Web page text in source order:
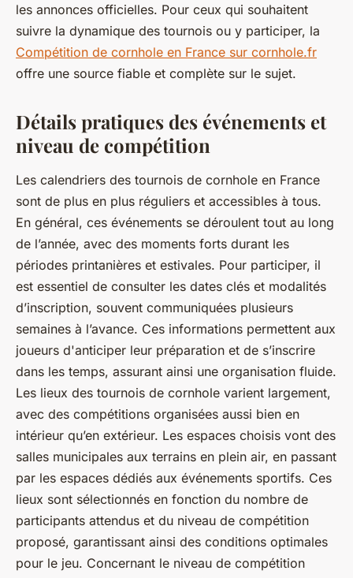
les annonces officielles. Pour ceux qui souhaitent
suivre la dynamique des tournois ou y participer, la
Compétition de cornhole en France sur cornhole.fr
offre une source fiable et complète sur le sujet.
Détails pratiques des événements et
niveau de compétition
Les calendriers des tournois de cornhole en France
sont de plus en plus réguliers et accessibles à tous.
En général, ces événements se déroulent tout au long
de l’année, avec des moments forts durant les
périodes printanières et estivales. Pour participer, il
est essentiel de consulter les dates clés et modalités
d’inscription, souvent communiquées plusieurs
semaines à l’avance. Ces informations permettent aux
joueurs d'anticiper leur préparation et de s’inscrire
dans les temps, assurant ainsi une organisation fluide.
Les lieux des tournois de cornhole varient largement,
avec des compétitions organisées aussi bien en
intérieur qu’en extérieur. Les espaces choisis vont des
salles municipales aux terrains en plein air, en passant
par les espaces dédiés aux événements sportifs. Ces
lieux sont sélectionnés en fonction du nombre de
participants attendus et du niveau de compétition
proposé, garantissant ainsi des conditions optimales
pour le jeu. Concernant le niveau de compétition